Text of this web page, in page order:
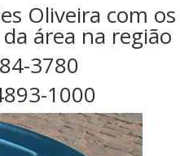
Oliveira com os
área na região
3780
1000